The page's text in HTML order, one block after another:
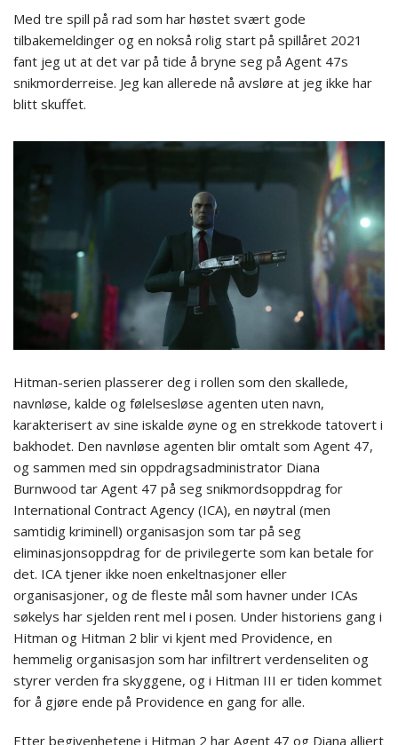
Med tre spill på rad som har høstet svært gode
tilbakemeldinger og en nokså rolig start på spillåret 2021
fant jeg ut at det var på tide å bryne seg på Agent 47s
snikmorderreise. Jeg kan allerede nå avsløre at jeg ikke har
blitt skuffet.
Hitman-serien plasserer deg i rollen som den skallede,
navnløse, kalde og følelsesløse agenten uten navn,
karakterisert av sine iskalde øyne og en strekkode tatovert i
bakhodet. Den navnløse agenten blir omtalt som Agent 47,
og sammen med sin oppdragsadministrator Diana
Burnwood tar Agent 47 på seg snikmordsoppdrag for
International Contract Agency (ICA), en nøytral (men
samtidig kriminell) organisasjon som tar på seg
eliminasjonsoppdrag for de privilegerte som kan betale for
det. ICA tjener ikke noen enkeltnasjoner eller
organisasjoner, og de fleste mål som havner under ICAs
søkelys har sjelden rent mel i posen. Under historiens gang i
Hitman og Hitman 2 blir vi kjent med Providence, en
hemmelig organisasjon som har infiltrert verdenseliten og
styrer verden fra skyggene, og i Hitman III er tiden kommet
for å gjøre ende på Providence en gang for alle.
Etter begivenhetene i Hitman 2 har Agent 47 og Diana alliert